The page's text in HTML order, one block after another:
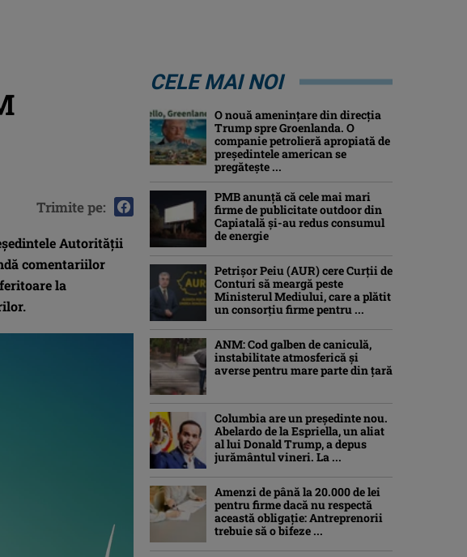
Autorităţii
comentariilor
la
Trimite pe:
CELE MAI NOI
O nouă amenințare din direcția
Trump spre Groenlanda. O
companie petrolieră apropiată de
președintele american se
pregătește ...
PMB anunță că cele mai mari
firme de publicitate outdoor din
Capiatală și-au redus consumul
de energie
Petrişor Peiu (AUR) cere Curții de
Conturi să meargă peste
Ministerul Mediului, care a plătit
un consorţiu firme pentru ...
ANM: Cod galben de caniculă,
instabilitate atmosferică și
averse pentru mare parte din țară
Columbia are un președinte nou.
Abelardo de la Espriella, un aliat
al lui Donald Trump, a depus
jurământul vineri. La ...
Amenzi de până la 20.000 de lei
pentru firme dacă nu respectă
această obligație: Antreprenorii
trebuie să o bifeze ...